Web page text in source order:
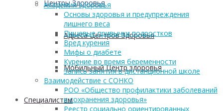
Центры Здоровья
Адреса Центров Здоровья
Мобильный Центр здоровья
Cпециалистам
Академия здоровья
Основы здоровья и предупреждения
лишнего веса
Пищевые привычки подростков
Вред курения
Мифы о диабете
Курение во время беременности
Запись занятия в дистанционной школе
Взаимодействие с СОНКО
РОО «Общество профилактики заболеваний
и сохранения здоровья»
Реестр социально ориентированных